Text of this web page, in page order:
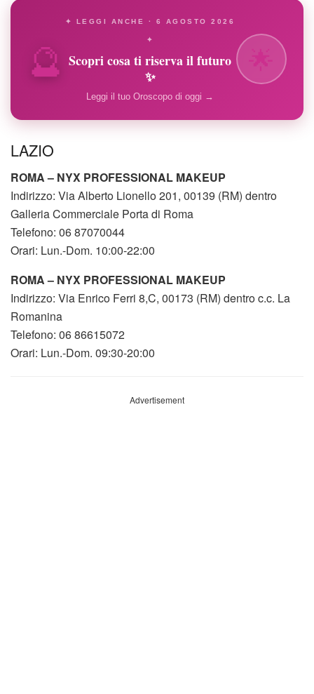
🔮
✦ LEGGI ANCHE · 6 AGOSTO 2026
✦
Scopri cosa ti riserva il futuro
✨
Leggi il tuo Oroscopo di oggi →
LAZIO
ROMA – NYX PROFESSIONAL MAKEUP
Indirizzo: Via Alberto Lionello 201, 00139 (RM) dentro
Galleria Commerciale Porta di Roma
Telefono: 06 87070044
Orari: Lun.-Dom. 10:00-22:00
ROMA – NYX PROFESSIONAL MAKEUP
Indirizzo: Via Enrico Ferri 8,C, 00173 (RM) dentro c.c. La
Romanina
Telefono: 06 86615072
Orari: Lun.-Dom. 09:30-20:00
Advertisement